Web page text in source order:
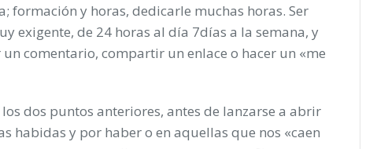
formación y horas, dedicarle muchas horas. Ser
exigente, de 24 horas al día 7días a la semana, y
comentario, compartir un enlace o hacer un «me
dos puntos anteriores, antes de lanzarse a abrir
habidas y por haber o en aquellas que nos «caen